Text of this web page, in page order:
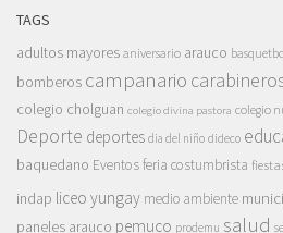
TAGS
adultos mayores aniversario arauco
bomberos campanario
colegio cholguan colegio divina pastora colegio
Deporte deportes dia del niño dideco
baquedano Eventosferia costumbrista
indap liceo yungay medio ambiente
paneles arauco pemuco prodemu salud